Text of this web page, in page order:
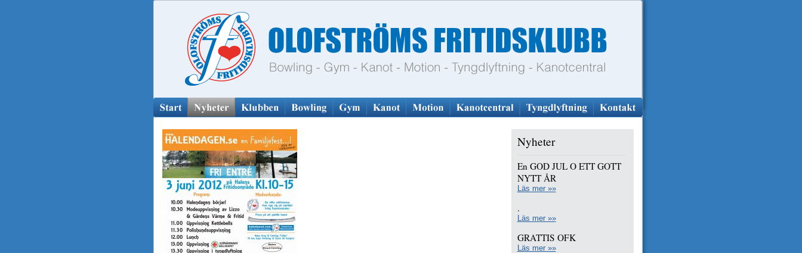
Nyheter
En GOD JUL O ETT GOTT
NYTT ÅR
Läs mer »»
.
Läs mer »»
GRATTIS OFK
Läs mer »»